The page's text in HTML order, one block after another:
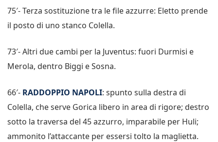
75′- Terza sostituzione tra le file azzurre: Eletto prende
il posto di uno stanco Colella.
73′- Altri due cambi per la Juventus: fuori Durmisi e
Merola, dentro Biggi e Sosna.
66′- RADDOPPIO NAPOLI: spunto sulla destra di
Colella, che serve Gorica libero in area di rigore; destro
sotto la traversa del 45 azzurro, imparabile per Huli;
ammonito l’attaccante per essersi tolto la maglietta.